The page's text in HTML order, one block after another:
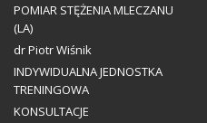
POMIAR STĘŻENIA MLECZANU
(LA)
dr Piotr Wiśnik
INDYWIDUALNA JEDNOSTKA
TRENINGOWA
KONSULTACJE